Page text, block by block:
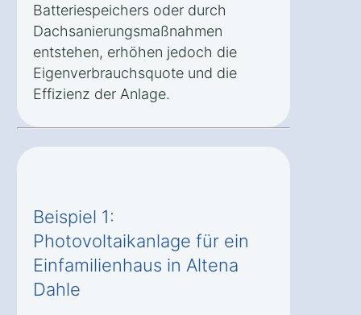
Batteriespeichers oder durch
Dachsanierungsmaßnahmen
entstehen, erhöhen jedoch die
Eigenverbrauchsquote und die
Effizienz der Anlage.
Beispiel 1:
Photovoltaikanlage für ein
Einfamilienhaus in Altena
Dahle